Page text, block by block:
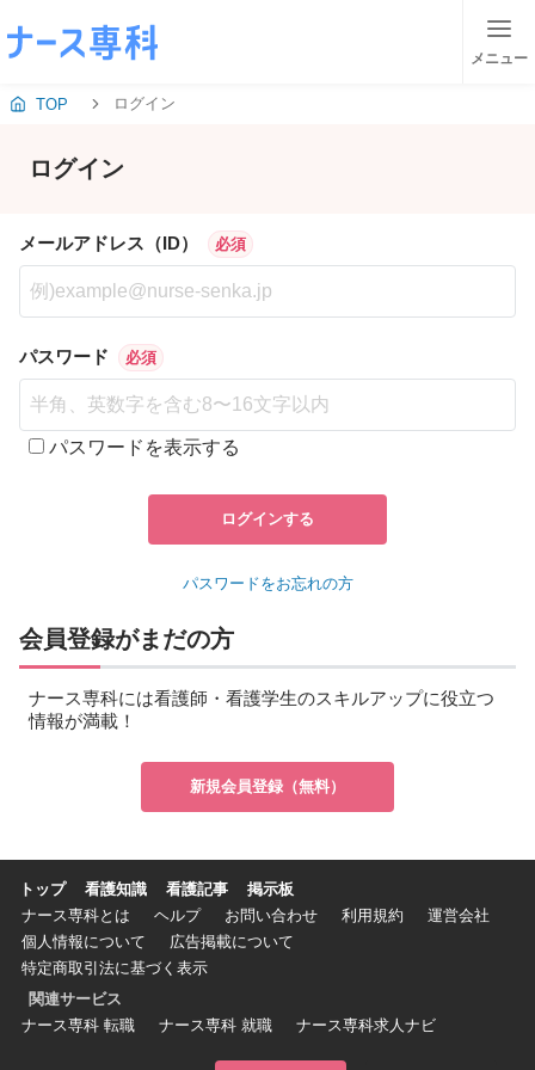
メニュー
TOP ログイン
ログイン
メールアドレス（ID） 必須
パスワード 必須
パスワードを表示する
ログインする
パスワードをお忘れの方
会員登録がまだの方
ナース専科には看護師・看護学生のスキルアップに役立つ
情報が満載！
新規会員登録（無料）
トップ 看護知識 看護記事
掲示板
ナース専科とは
ヘルプ お問い合わせ 利用規約
運営会社
個人情報について
広告掲載について
特定商取引法に基づく表示
関連サービス
ナース専科 転職
ナース専科 就職 ナース専科求人ナビ